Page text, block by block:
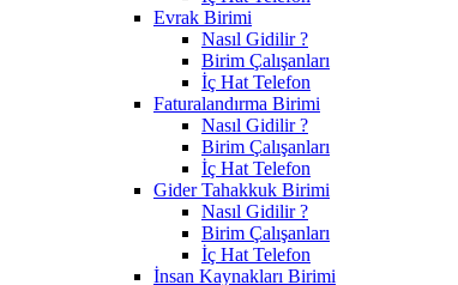
Evrak Birimi
Nasıl Gidilir ?
Birim Çalışanları
İç Hat Telefon
Faturalandırma Birimi
Nasıl Gidilir ?
Birim Çalışanları
İç Hat Telefon
Gider Tahakkuk Birimi
Nasıl Gidilir ?
Birim Çalışanları
İç Hat Telefon
İnsan Kaynakları Birimi